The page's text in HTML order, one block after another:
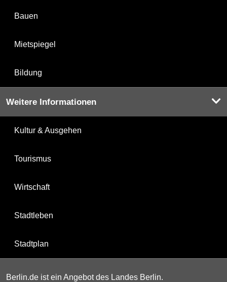
Bauen
Mietspiegel
Bildung
Weitere Informationen
Kultur & Ausgehen
Tourismus
Wirtschaft
Stadtleben
Stadtplan
Berlin.de ist ein Angebot des Landes Berlin.